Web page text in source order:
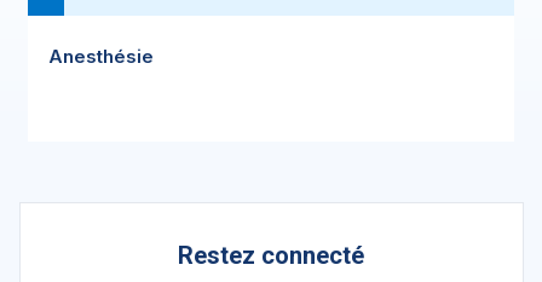
Anesthésie
Restez connecté